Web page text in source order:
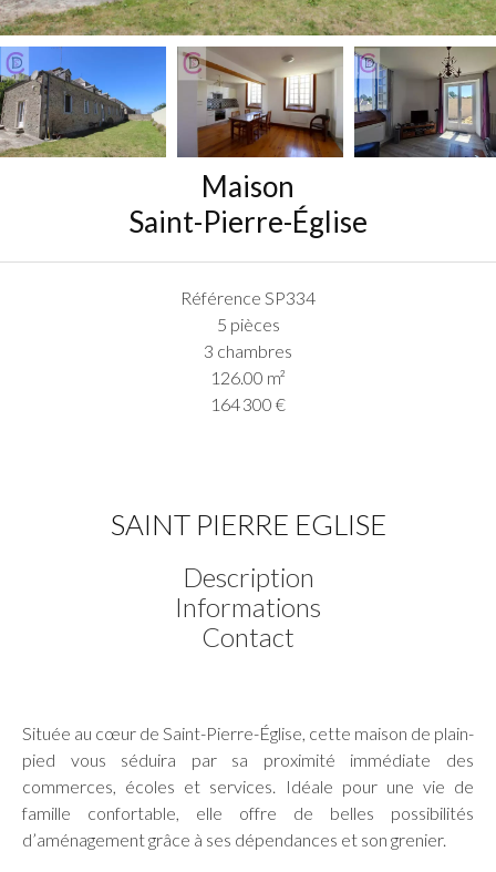
Maison
Saint-Pierre-Église
Référence SP334
5 pièces
3 chambres
126.00 m²
164 300 €
SAINT PIERRE EGLISE
Description
Informations
Contact
Située au cœur de Saint-Pierre-Église, cette maison de plain-
pied vous séduira par sa proximité immédiate des
commerces, écoles et services. Idéale pour une vie de
famille confortable, elle offre de belles possibilités
d’aménagement grâce à ses dépendances et son grenier.